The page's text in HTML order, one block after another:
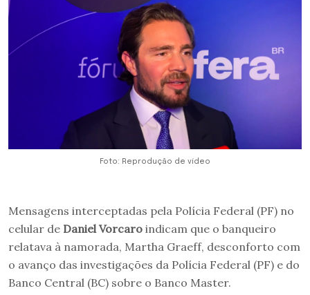
Foto: Reprodução de vídeo
Mensagens interceptadas pela Polícia Federal (PF) no
celular de Daniel Vorcaro indicam que o banqueiro
relatava à namorada, Martha Graeff, desconforto com
o avanço das investigações da Polícia Federal (PF) e do
Banco Central (BC) sobre o Banco Master.